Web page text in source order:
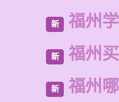
新 福州
新 福州
新 福州